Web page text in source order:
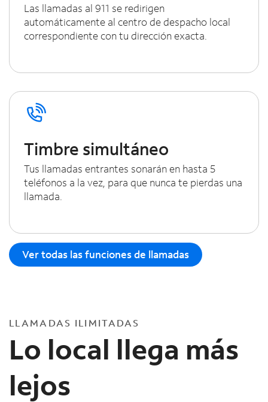
Las llamadas al 911 se redirigen
automáticamente al centro de despacho local
correspondiente con tu dirección exacta.
Timbre simultáneo
Tus llamadas entrantes sonarán en hasta 5
teléfonos a la vez, para que nunca te pierdas una
llamada.
Ver todas las funciones de llamadas
LLAMADAS ILIMITADAS
Lo local llega más
lejos